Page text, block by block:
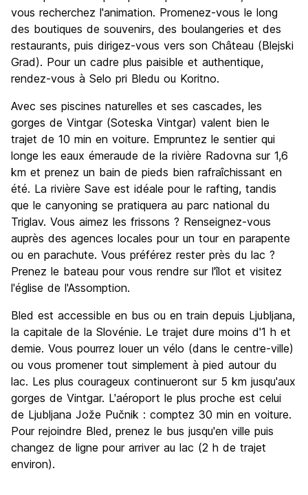
vous recherchez l'animation. Promenez-vous le long
des boutiques de souvenirs, des boulangeries et des
restaurants, puis dirigez-vous vers son Château (Blejski
Grad). Pour un cadre plus paisible et authentique,
rendez-vous à Selo pri Bledu ou Koritno.
Avec ses piscines naturelles et ses cascades, les
gorges de Vintgar (Soteska Vintgar) valent bien le
trajet de 10 min en voiture. Empruntez le sentier qui
longe les eaux émeraude de la rivière Radovna sur 1,6
km et prenez un bain de pieds bien rafraîchissant en
été. La rivière Save est idéale pour le rafting, tandis
que le canyoning se pratiquera au parc national du
Triglav. Vous aimez les frissons ? Renseignez-vous
auprès des agences locales pour un tour en parapente
ou en parachute. Vous préférez rester près du lac ?
Prenez le bateau pour vous rendre sur l'îlot et visitez
l'église de l'Assomption.
Bled est accessible en bus ou en train depuis Ljubljana,
la capitale de la Slovénie. Le trajet dure moins d'1 h et
demie. Vous pourrez louer un vélo (dans le centre-ville)
ou vous promener tout simplement à pied autour du
lac. Les plus courageux continueront sur 5 km jusqu'aux
gorges de Vintgar. L'aéroport le plus proche est celui
de Ljubljana Jože Pučnik : comptez 30 min en voiture.
Pour rejoindre Bled, prenez le bus jusqu'en ville puis
changez de ligne pour arriver au lac (2 h de trajet
environ).